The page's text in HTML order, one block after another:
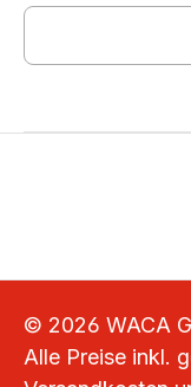
© 2026 WACA
Alle Preise inkl.